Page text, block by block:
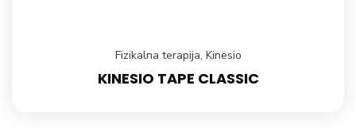
Fizikalna terapija, Kinesio
KINESIO TAPE CLASSIC